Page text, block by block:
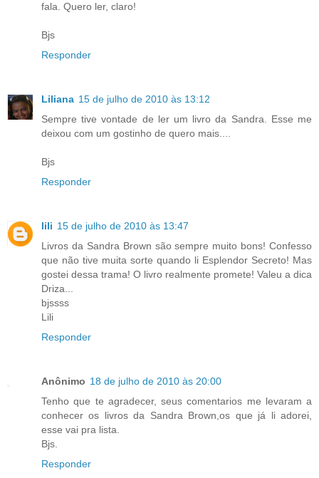
fala. Quero ler, claro!
Bjs
Responder
Liliana 15 de julho de 2010 às 13:12
Sempre tive vontade de ler um livro da Sandra. Esse me
deixou com um gostinho de quero mais....
Bjs
Responder
lili 15 de julho de 2010 às 13:47
Livros da Sandra Brown são sempre muito bons! Confesso
que não tive muita sorte quando li Esplendor Secreto! Mas
gostei dessa trama! O livro realmente promete! Valeu a dica
Driza...
bjssss
Lili
Responder
Anônimo 18 de julho de 2010 às 20:00
Tenho que te agradecer, seus comentarios me levaram a
conhecer os livros da Sandra Brown,os que já li adorei,
esse vai pra lista.
Bjs.
Responder